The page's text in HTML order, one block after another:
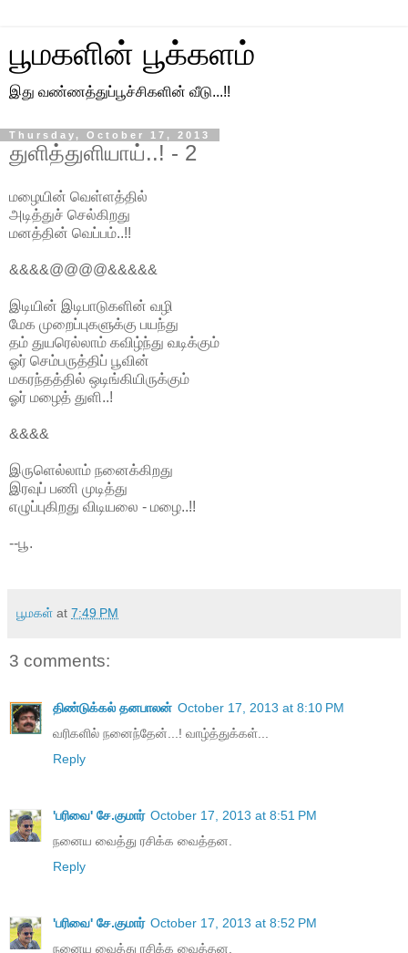
பூமகளின் பூக்களம்
இது வண்ணத்துப்பூச்சிகளின் வீடு...!!
Thursday, October 17, 2013
துளித்துளியாய்..! - 2
மழையின் வெள்ளத்தில்
அடித்துச் செல்கிறது
மனத்தின் வெப்பம்..!!
&&&&@@@@&&&&&
இடியின் இடிபாடுகளின் வழி
மேக முறைப்புகளுக்கு பயந்து
தம் துயரெல்லாம் கவிழ்ந்து வடிக்கும்
ஓர் செம்பருத்திப் பூவின்
மகரந்தத்தில் ஒடிங்கியிருக்கும்
ஓர் மழைத் துளி..!
&&&&
இருளெல்லாம் நனைக்கிறது
இரவுப் பணி முடித்து
எழுப்புகிறது விடியலை - மழை..!!
--பூ.
பூமகள் at 7:49 PM
3 comments:
திண்டுக்கல் தனபாலன் October 17, 2013 at 8:10 PM
வரிகளில் நனைந்தேன்...! வாழ்த்துக்கள்...
Reply
'பரிவை' சே.குமார் October 17, 2013 at 8:51 PM
நனைய வைத்து ரசிக்க வைத்தன.
Reply
'பரிவை' சே.குமார் October 17, 2013 at 8:52 PM
நனைய வைத்து ரசிக்க வைத்தன.